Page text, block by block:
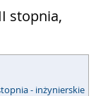
stopnia,
- inżynierskie